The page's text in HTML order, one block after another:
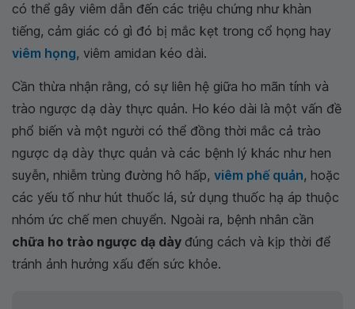
có thể gây viêm dẫn đến các triệu chứng như khàn
tiếng, cảm giác có gì đó bị mắc kẹt trong cổ họng hay
viêm họng, viêm amidan kéo dài.
Cần thừa nhận rằng, có sự liên hệ giữa ho mãn tính và
trào ngược dạ dày thực quản. Ho kéo dài là một vấn đề
phổ biến và một người có thể đồng thời mắc cả trào
ngược dạ dày thực quản và các bệnh lý khác như hen
suyễn, nhiễm trùng đường hô hấp, viêm phế quản, hoặc
các yếu tố như hút thuốc lá, sử dụng thuốc hạ áp thuộc
nhóm ức chế men chuyển. Ngoài ra, bệnh nhân cần
chữa ho trào ngược dạ dày đúng cách và kịp thời để
tránh ảnh hưởng xấu đến sức khỏe.